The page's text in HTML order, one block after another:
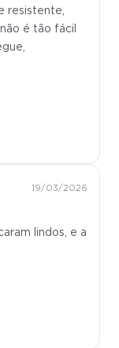
resistente,
é tão fácil
19/03/2026
lindos, e a